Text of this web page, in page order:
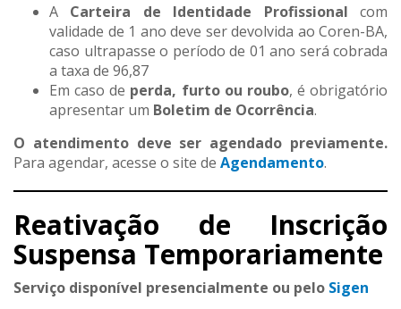
A Carteira de Identidade Profissional com
validade de 1 ano deve ser devolvida ao Coren-BA,
caso ultrapasse o período de 01 ano será cobrada
a taxa de 96,87
Em caso de perda, furto ou roubo, é obrigatório
apresentar um Boletim de Ocorrência.
O atendimento deve ser agendado previamente.
Para agendar, acesse o site de Agendamento.
Reativação de Inscrição
Suspensa Temporariamente
Serviço disponível presencialmente ou pelo Sigen